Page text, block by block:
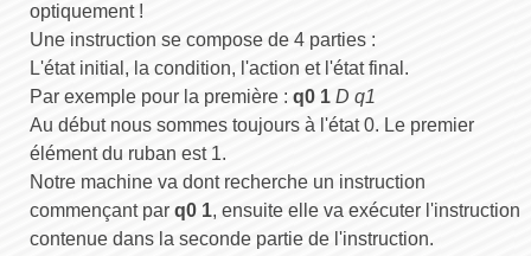
optiquement !
Une instruction se compose de 4 parties :
L'état initial, la condition, l'action et l'état final.
Par exemple pour la première : q0 1 D q1
Au début nous sommes toujours à l'état 0. Le premier
élément du ruban est 1.
Notre machine va dont recherche un instruction
commençant par q0 1, ensuite elle va exécuter l'instruction
contenue dans la seconde partie de l'instruction.